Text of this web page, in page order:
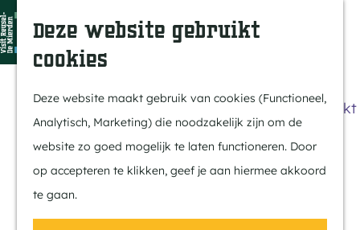
Deze website gebruikt
cookies
Deze website maakt gebruik van cookies (Functioneel,
Analytisch, Marketing) die noodzakelijk zijn om de
website zo goed mogelijk te laten functioneren. Door
op accepteren te klikken, geef je aan hiermee akkoord
te gaan.
G
o
e
a
M
In de regio
Winkelen & Weekmarkt
Actief
Fietsen